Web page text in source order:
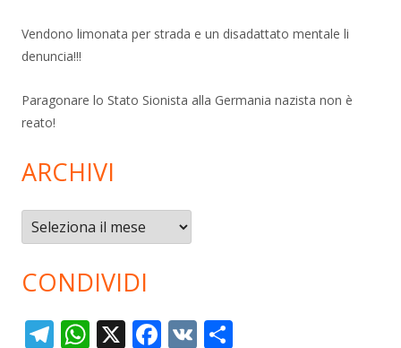
Vendono limonata per strada e un disadattato mentale li
denuncia!!!
Paragonare lo Stato Sionista alla Germania nazista non è
reato!
ARCHIVI
Archivi
CONDIVIDI
T W X F V